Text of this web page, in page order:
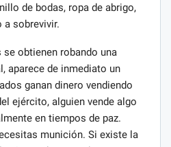
de bodas, ropa de abrigo,
a sobrevivir.
obtienen robando una
aparece de inmediato un
ganan dinero vendiendo
ejército, alguien vende algo
en tiempos de paz.
munición. Si existe la